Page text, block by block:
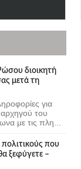
διοικητή
μετά τη
για
του
με τις πλη...
που
ξεφύγετε –